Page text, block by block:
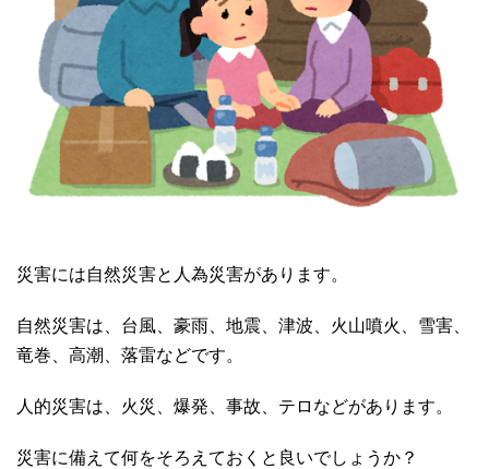
災害には自然災害と人為災害があります。
自然災害は、台風、豪雨、地震、津波、火山噴火、雪害、
竜巻、高潮、落雷などです。
人的災害は、火災、爆発、事故、テロなどがあります。
災害に備えて何をそろえておくと良いでしょうか？